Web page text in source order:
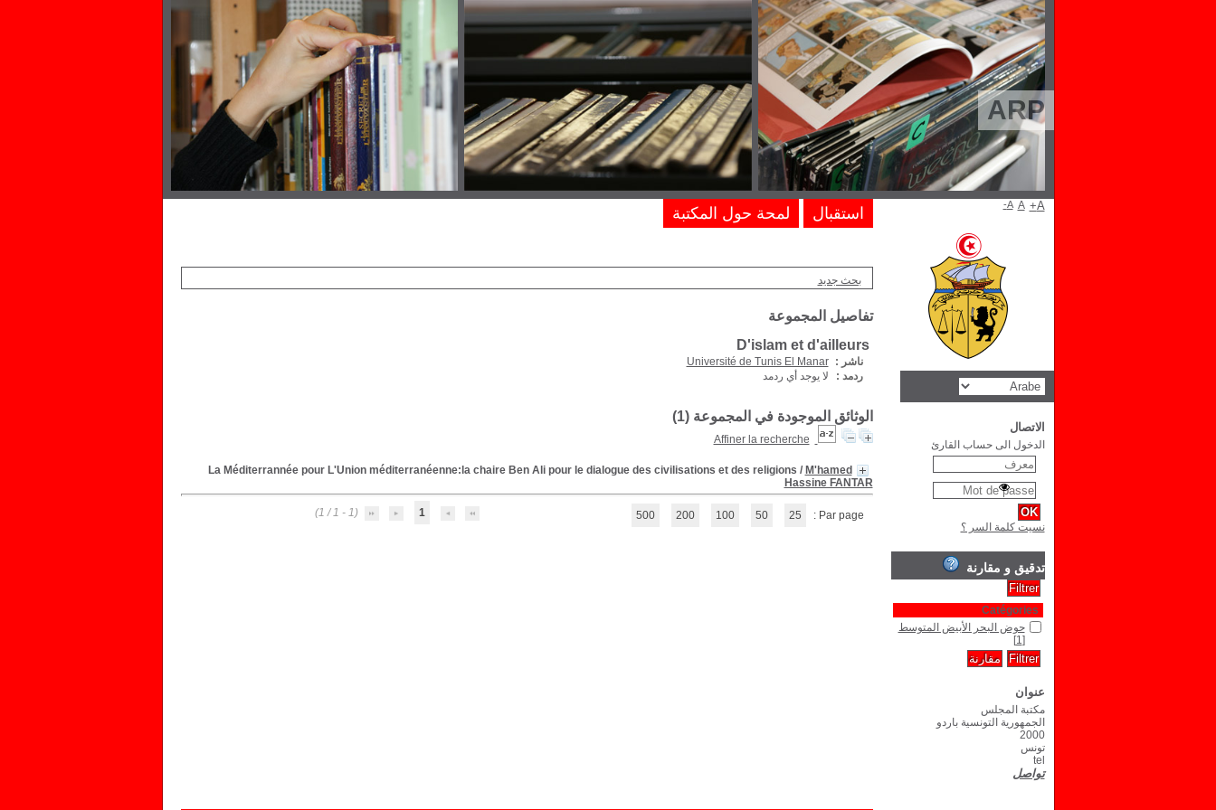
ARP
بحث جديد
تفاصيل المجموعة
D'islam et d'ailleurs
ناشر :
Université de Tunis El Manar
ردمد :
لا يوجد أي ردمد
الوثائق الموجودة في المجموعة (1
)
Affiner la recherche
La Méditerrannée pour L'Union méditerranéenne:la chaire Ben Ali pour le dialogue des civilisations et des religions / M'hamed
Hassine FANTAR
1
(1 - 1 / 1) Par page :
25
50
100
200
500
استقبال لمحة حول المكتبة A- A A+
الاتصال
الدخول الى حساب القارئ
نسيت كلمة السر ؟
تدقيق و مقارنة
Catégories
حوض البحر الأبيض المتوسط
[1]
عنوان
مكتبة المجلس
الجمهورية التونسية باردو
2000
تونس
tel
تواصل